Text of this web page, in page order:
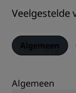
Veelgestelde
Algemeen
Algemeen